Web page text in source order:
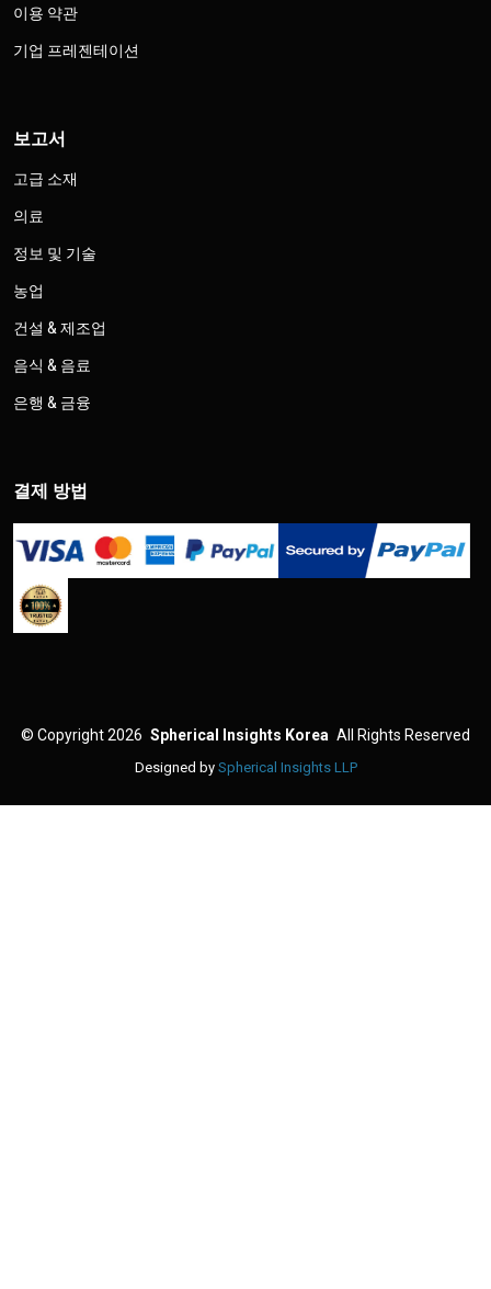
이용 약관
기업 프레젠테이션
보고서
고급 소재
의료
정보 및 기술
농업
건설 & 제조업
음식 & 음료
은행 & 금융
결제 방법
© Copyright 2026 Spherical Insights Korea All Rights Reserved
Designed by Spherical Insights LLP